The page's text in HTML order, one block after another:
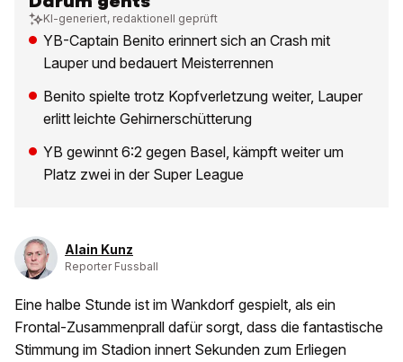
KI-generiert, redaktionell geprüft
YB-Captain Benito erinnert sich an Crash mit
Lauper und bedauert Meisterrennen
Benito spielte trotz Kopfverletzung weiter, Lauper
erlitt leichte Gehirnerschütterung
YB gewinnt 6:2 gegen Basel, kämpft weiter um
Platz zwei in der Super League
Alain Kunz
Reporter Fussball
Eine halbe Stunde ist im Wankdorf gespielt, als ein
Frontal-Zusammenprall dafür sorgt, dass die fantastische
Stimmung im Stadion innert Sekunden zum Erliegen